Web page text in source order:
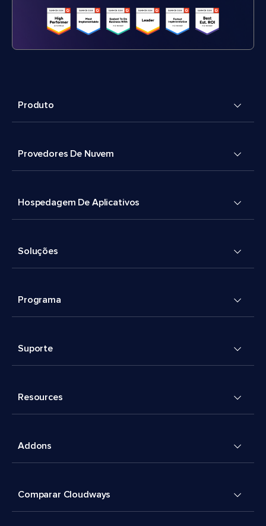
Produto
Provedores De Nuvem
Hospedagem De Aplicativos
Soluções
Programa
Suporte
Resources
Addons
Comparar Cloudways